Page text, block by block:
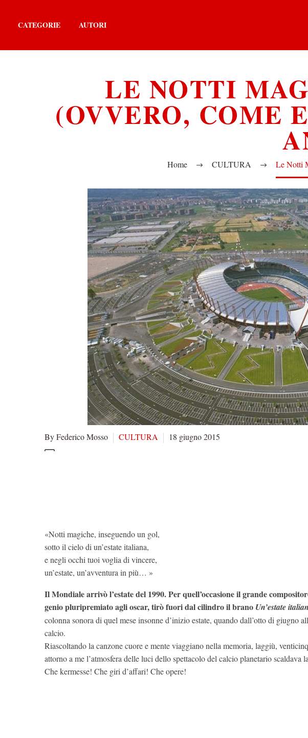
CATEGORIE AUTORI
LE NOTTI
(OVVERO, COME
Home CULTURA Le Notti
By Federico Mosso CULTURA 18 giugno 2015
«Notti magiche, inseguendo un gol,
sotto il cielo di un’estate italiana,
e negli occhi tuoi voglia di vincere,
un’estate, un’avventura in più… »
Il Mondiale arrivò l’estate del 1990. Per quell’occasione il grande
genio pluripremiato agli oscar, tirò fuori dal cilindro il brano Un’estate
colonna sonora di quel mese insonne d’inizio estate, quando dall’otto di giugno
calcio.
Riascoltando la canzone cuore e mente viaggiano nella memoria, laggiù,
attorno a me l’atmosfera delle luci dello spettacolo del calcio planetario scaldava
Che kermesse! Che giri d’affari! Che opere!